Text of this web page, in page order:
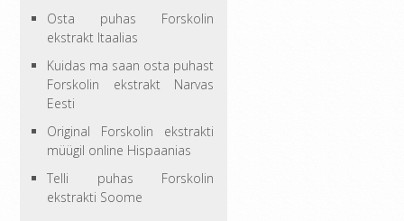
Osta puhas Forskolin
ekstrakt Itaalias
Kuidas ma saan osta puhast
Forskolin ekstrakt Narvas
Eesti
Original Forskolin ekstrakti
müügil online Hispaanias
Telli puhas Forskolin
ekstrakti Soome